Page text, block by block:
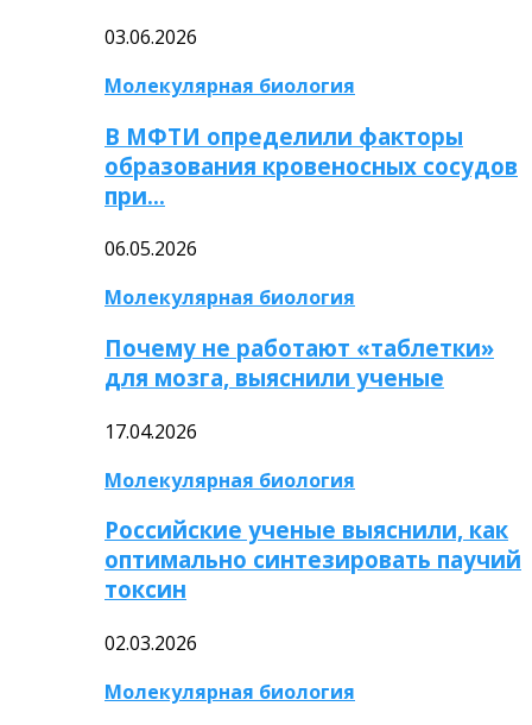
03.06.2026
Молекулярная биология
В МФТИ определили факторы
образования кровеносных сосудов
при…
06.05.2026
Молекулярная биология
Почему не работают «таблетки»
для мозга, выяснили ученые
17.04.2026
Молекулярная биология
Российские ученые выяснили, как
оптимально синтезировать паучий
токсин
02.03.2026
Молекулярная биология